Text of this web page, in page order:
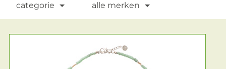
categorie alle merken